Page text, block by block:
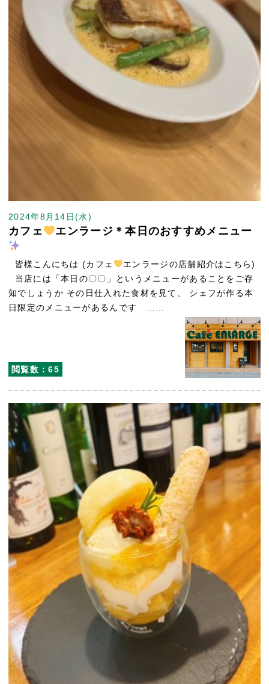
閲覧数：65
2024年8月14日(水)
カフェ エンラージ＊本日のおすすめメニュー
皆様こんにちは (カフェ
エンラージの店舗紹介はこちら)
当店には「本日の〇〇」というメニューがあることをご存
知でしょうか その日仕入れた食材を見て、 シェフが作る本
日限定のメニューがあるんです ……